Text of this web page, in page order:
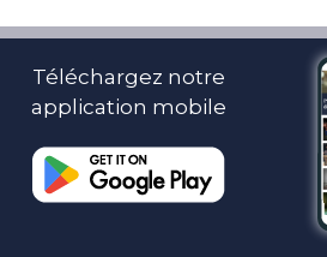
Téléchargez notre
application mobile